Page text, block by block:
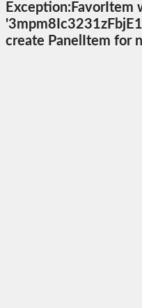
Exception:FavorItem
create PanelItem for